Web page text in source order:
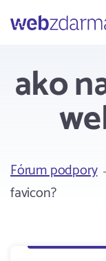
Webzdarma
ako
Fórum podpory
favicon?